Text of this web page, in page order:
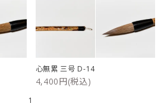
心無累 三号 D-14
4,400円(税込)
1